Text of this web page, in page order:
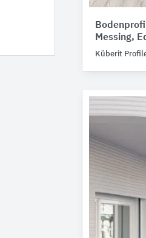
Messing,
Küberit